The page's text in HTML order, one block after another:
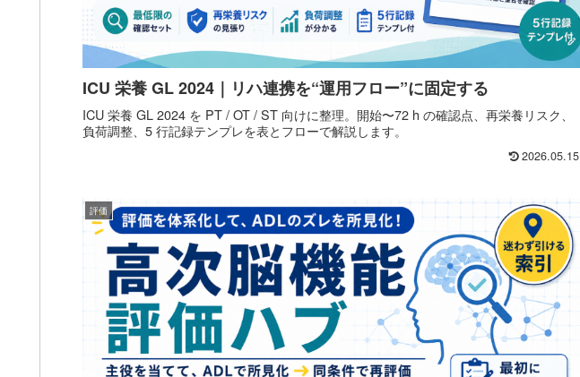
ICU 栄養 GL 2024｜リハ連携を“運用フロー”に固定する
ICU 栄養 GL 2024 を PT / OT / ST 向けに整理。開始〜72 h の確認点、再栄養リスク、
負荷調整、5 行記録テンプレを表とフローで解説します。
2026.05.15
評価